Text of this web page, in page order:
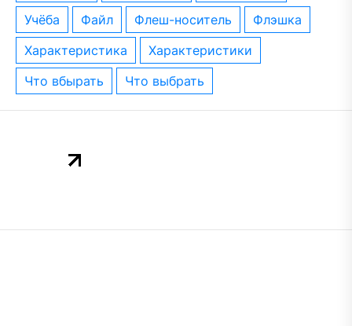
учёба
файл флеш-носитель
флэшка
характеристика
характеристики
что вбырать
что выбрать